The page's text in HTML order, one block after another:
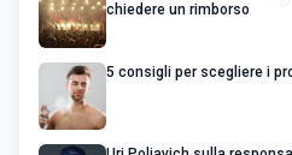
chiedere un rimborso
5 consigli per scegliere i